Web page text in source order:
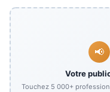
📢
Votre
Touchez 5 000+